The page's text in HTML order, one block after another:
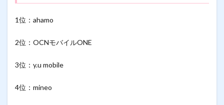
1位：ahamo
2位：OCNモバイルONE
3位：y.u mobile
4位：mineo